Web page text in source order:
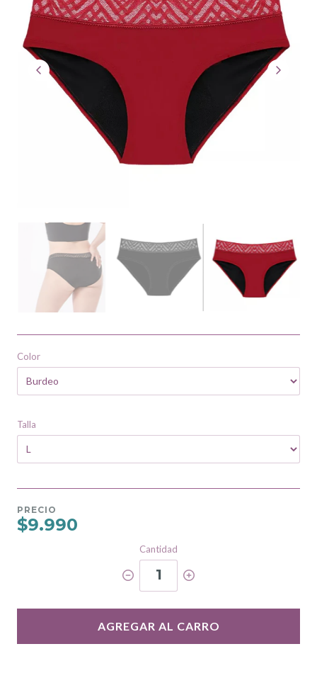
Color
Talla
PRECIO
$9.990
Cantidad
1
AGREGAR AL CARRO